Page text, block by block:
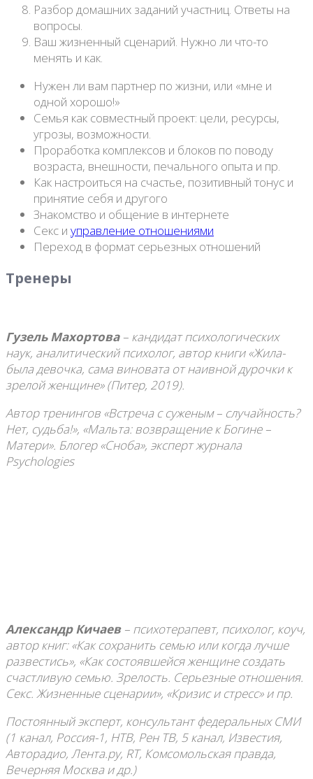
Разбор домашних заданий участниц. Ответы на
вопросы.
Ваш жизненный сценарий. Нужно ли что-то
менять и как.
Нужен ли вам партнер по жизни, или «мне и
одной хорошо!»
Семья как совместный проект: цели, ресурсы,
угрозы, возможности.
Проработка комплексов и блоков по поводу
возраста, внешности, печального опыта и пр.
Как настроиться на счастье, позитивный тонус и
принятие себя и другого
Знакомство и общение в интернете
Секс и управление отношениями
Переход в формат серьезных отношений
Тренеры
Гузель Махортова– кандидат психологических
наук, аналитический психолог, автор книги «Жила-
была девочка, сама виновата от наивной дурочки к
зрелой женщине» (Питер, 2019).
Автор тренингов «Встреча с суженым – случайность?
Нет, судьба!», «Мальта: возвращение к Богине –
Матери». Блогер «Сноба», эксперт журнала
Psychologies
Александр Кичаев– психотерапевт, психолог, коуч,
автор книг: «Как сохранить семью или когда лучше
развестись», «Как состоявшейся женщине создать
счастливую семью. Зрелость. Серьезные отношения.
Секс. Жизненные сценарии», «Кризис и стресс» и пр.
Постоянный эксперт, консультант федеральных СМИ
(1 канал, Россия-1, НТВ, Рен ТВ, 5 канал, Известия,
Авторадио, Лента.ру, RT, Комсомольская правда,
Вечерняя Москва и др.)